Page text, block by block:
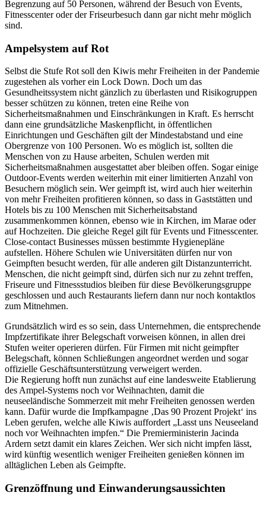
Begrenzung auf 50 Personen, während der Besuch von Events,
Fitnesscenter oder der Friseurbesuch dann gar nicht mehr möglich
sind.
Ampelsystem auf Rot
Selbst die Stufe Rot soll den Kiwis mehr Freiheiten in der Pandemie
zugestehen als vorher ein Lock Down. Doch um das
Gesundheitssystem nicht gänzlich zu überlasten und Risikogruppen
besser schützen zu können, treten eine Reihe von
Sicherheitsmaßnahmen und Einschränkungen in Kraft. Es herrscht
dann eine grundsätzliche Maskenpflicht, in öffentlichen
Einrichtungen und Geschäften gilt der Mindestabstand und eine
Obergrenze von 100 Personen. Wo es möglich ist, sollten die
Menschen von zu Hause arbeiten, Schulen werden mit
Sicherheitsmaßnahmen ausgestattet aber bleiben offen. Sogar einige
Outdoor-Events werden weiterhin mit einer limitierten Anzahl von
Besuchern möglich sein. Wer geimpft ist, wird auch hier weiterhin
von mehr Freiheiten profitieren können, so dass in Gaststätten und
Hotels bis zu 100 Menschen mit Sicherheitsabstand
zusammenkommen können, ebenso wie in Kirchen, im Marae oder
auf Hochzeiten. Die gleiche Regel gilt für Events und Fitnesscenter.
Close-contact Businesses müssen bestimmte Hygienepläne
aufstellen. Höhere Schulen wie Universitäten dürfen nur von
Geimpften besucht werden, für alle anderen gilt Distanzunterricht.
Menschen, die nicht geimpft sind, dürfen sich nur zu zehnt treffen,
Friseure und Fitnessstudios bleiben für diese Bevölkerungsgruppe
geschlossen und auch Restaurants liefern dann nur noch kontaktlos
zum Mitnehmen.
Grundsätzlich wird es so sein, dass Unternehmen, die entsprechende
Impfzertifikate ihrer Belegschaft vorweisen können, in allen drei
Stufen weiter operieren dürfen. Für Firmen mit nicht geimpfter
Belegschaft, können Schließungen angeordnet werden und sogar
offizielle Geschäftsunterstützung verweigert werden.
Die Regierung hofft nun zunächst auf eine landesweite Etablierung
des Ampel-Systems noch vor Weihnachten, damit die
neuseeländische Sommerzeit mit mehr Freiheiten genossen werden
kann. Dafür wurde die Impfkampagne ‚Das 90 Prozent Projekt‘ ins
Leben gerufen, welche alle Kiwis auffordert „Lasst uns Neuseeland
noch vor Weihnachten impfen.“ Die Premierministerin Jacinda
Ardern setzt damit ein klares Zeichen. Wer sich nicht impfen lässt,
wird künftig wesentlich weniger Freiheiten genießen können im
alltäglichen Leben als Geimpfte.
Grenzöffnung und Einwanderungsaussichten